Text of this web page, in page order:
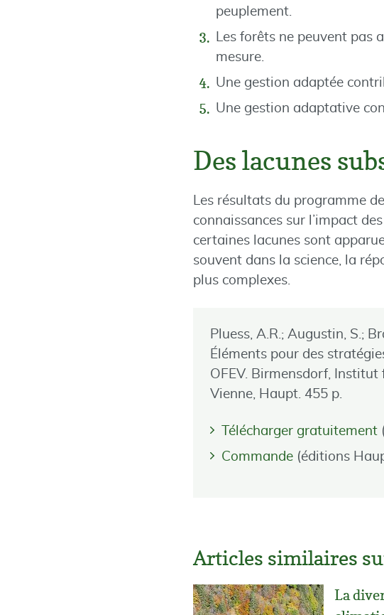
peuplement.
Les forêts ne peuvent pas
mesure.
Une gestion adaptée
Une gestion adaptative
Des lacunes
Les résultats du programme
connaissances sur l’impact
certaines lacunes sont
souvent dans la science, la
plus complexes.
Pluess, A.R.; Augustin, S.;
Éléments pour des
OFEV. Birmensdorf,
Vienne, Haupt. 455 p.
Télécharger gratuitement
Commande (éditions
Articles similaires
La